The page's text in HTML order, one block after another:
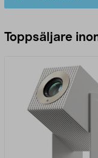
Toppsäljare